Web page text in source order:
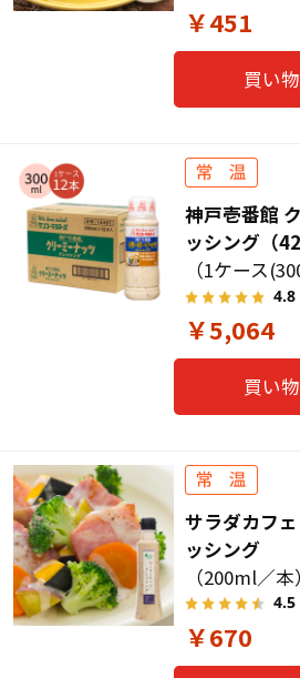
￥451
買い
神戸壱番館
ッシング（
（1ケース
4.8
￥5,064
買い
サラダカフ
ッシング
（200ml／本）
4.5
￥670